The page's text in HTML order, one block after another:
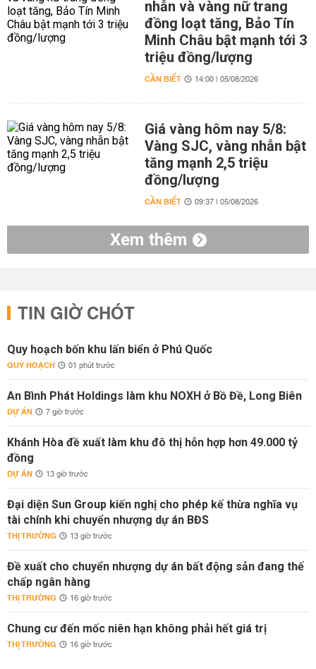
nhẫn và vàng nữ trang
đồng loạt tăng, Bảo Tín
Minh Châu bật mạnh tới 3
triệu đồng/lượng
CẦN BIẾT 14:00 | 05/08/2026
Giá vàng hôm nay 5/8:
Vàng SJC, vàng nhẫn bật
tăng mạnh 2,5 triệu
đồng/lượng
CẦN BIẾT 09:37 | 05/08/2026
Xem thêm
TIN GIỜ CHÓT
Quy hoạch bốn khu lấn biển ở Phú Quốc
QUY HOẠCH 01 phút trước
An Bình Phát Holdings làm khu NOXH ở Bồ Đề, Long Biên
DỰ ÁN 7 giờ trước
Khánh Hòa đề xuất làm khu đô thị hỗn hợp hơn 49.000 tỷ
đồng
DỰ ÁN 13 giờ trước
Đại diện Sun Group kiến nghị cho phép kế thừa nghĩa vụ
tài chính khi chuyển nhượng dự án BĐS
THỊ TRƯỜNG 13 giờ trước
Đề xuất cho chuyển nhượng dự án bất động sản đang thế
chấp ngân hàng
THỊ TRƯỜNG 16 giờ trước
Chung cư đến mốc niên hạn không phải hết giá trị
THỊ TRƯỜNG 16 giờ trước